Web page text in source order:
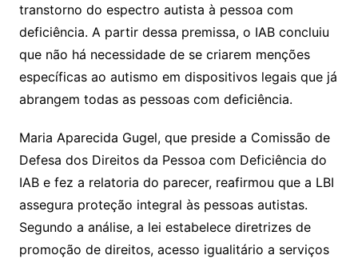
transtorno do espectro autista à pessoa com
deficiência. A partir dessa premissa, o IAB concluiu
que não há necessidade de se criarem menções
específicas ao autismo em dispositivos legais que já
abrangem todas as pessoas com deficiência.
Maria Aparecida Gugel, que preside a Comissão de
Defesa dos Direitos da Pessoa com Deficiência do
IAB e fez a relatoria do parecer, reafirmou que a LBI
assegura proteção integral às pessoas autistas.
Segundo a análise, a lei estabelece diretrizes de
promoção de direitos, acesso igualitário a serviços